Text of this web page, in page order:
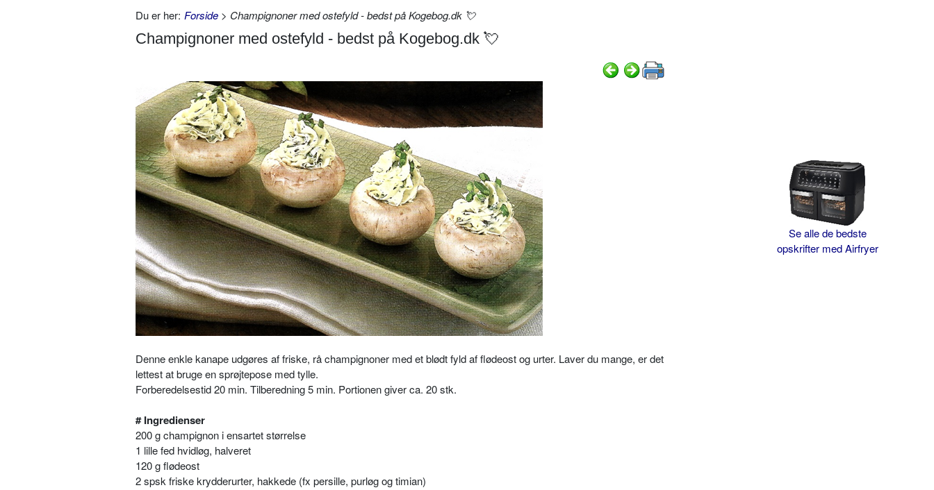
Du er her: Forside > Champignoner med ostefyld - bedst på Kogebog.dk 💘
Champignoner med ostefyld - bedst på Kogebog.dk 💘
Denne enkle kanape udgøres af friske, rå champignoner med et blødt fyld af flødeost og urter. Laver du mange, er det
lettest at bruge en sprøjtepose med tylle.
Forberedelsestid 20 min. Tilberedning 5 min. Portionen giver ca. 20 stk.
# Ingredienser
200 g champignon i ensartet størrelse
1 lille fed hvidløg, halveret
120 g flødeost
2 spsk friske krydderurter, hakkede (fx persille, purløg og timian)
Se alle de bedste
opskrifter med Airfryer